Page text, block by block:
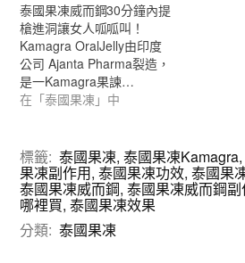
泰國果凍威而鋼30分鐘內提
槍進洞讓女人呱呱叫！
Kamagra OralJelly由印度
公司 Ajanta Pharma裂造，
是一Kamagra果諫…
在「泰國果凍」中
標籤: 泰國果凍,泰國果凍Kamagra
果凍副作用,泰國果凍功效,泰國果
泰國果凍威而鋼,泰國果凍威而鋼副
哪裡買,泰國果凍效果
分類: 泰國果凍